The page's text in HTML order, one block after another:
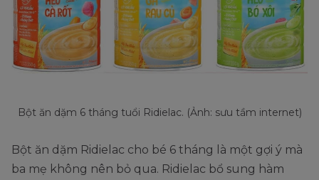
Bột ăn dặm 6 tháng tuổi Ridielac. (Ảnh: sưu tầm internet)
Bột ăn dặm Ridielac cho bé 6 tháng là một gợi ý mà
ba mẹ không nên bỏ qua. Ridielac bổ sung hàm